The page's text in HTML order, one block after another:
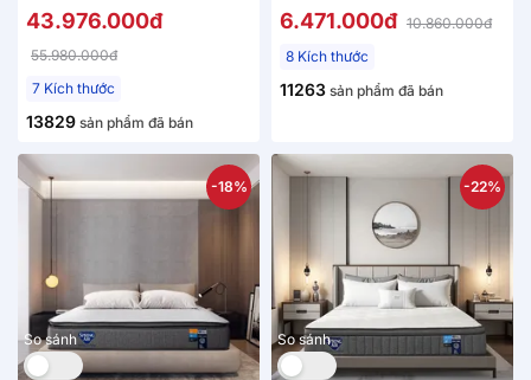
lập phân 5 vùng nâng đỡ
43.976.000đ
55.980.000đ
7 Kích thước
13829 sản phẩm đã bán
Magic nâng đỡ êm ái 20cm
6.471.000đ 10.860.000đ
8 Kích thước
11263 sản phẩm đã bán
So sánh
-18%
So sánh
-22%